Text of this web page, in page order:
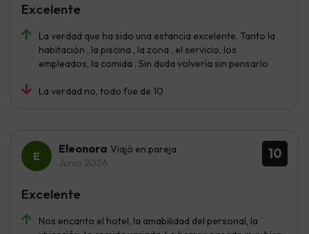
La verdad que ha sido una estancia excelente. Tanto la
habitación , la piscina , la zona , el servicio, los
empleados, la comida . Sin duda volvería sin pensarlo
La verdad no, todo fue de 10
Excelente
10
Eleonora Viajó en pareja
Junio 2026
Nos encanto el hotel, la amabilidad del personal, la
Excelente